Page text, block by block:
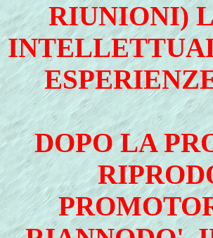
RIUNIONI)
DOPO LA